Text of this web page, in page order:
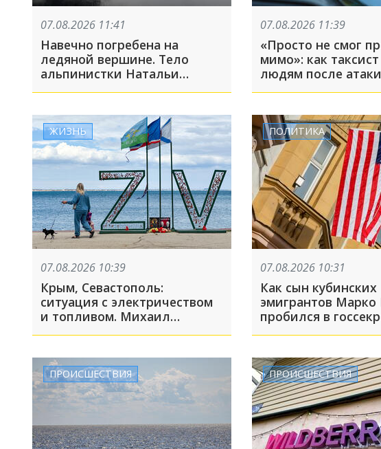
07.08.2026 11:41
Навечно погребена на
ледяной вершине. Тело
альпинистки Натальи
Наговицыной уже год
Спасательная операция
прекращена
07.08.2026 11:39
«Просто не смог
мимо»: как
людям после
Wildberries в
ЖИЗНЬ
07.08.2026 10:39
Крым, Севастополь:
ситуация с электричеством
и топливом. Михаил
носят массовый характер
ПОЛИТИКА
07.08.2026 10:31
Как сын кубинских
эмигрантов Марко
пробился в
главного
Америки
ПРОИСШЕСТВИЯ ПРОИСШЕСТВИЯ